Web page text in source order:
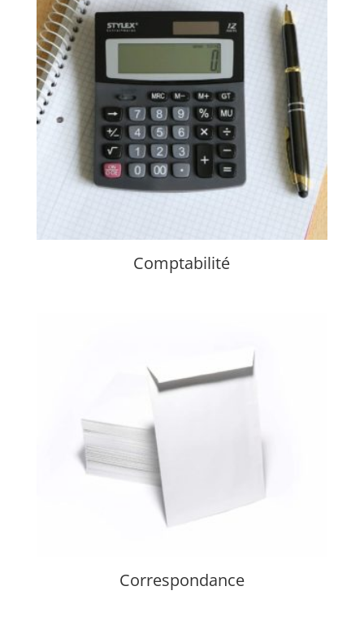
Comptabilité
Correspondance